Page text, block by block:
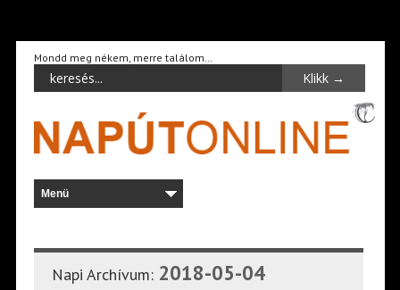
Mondd meg nékem, merre találom…
Napi Archívum: 2018-05-04